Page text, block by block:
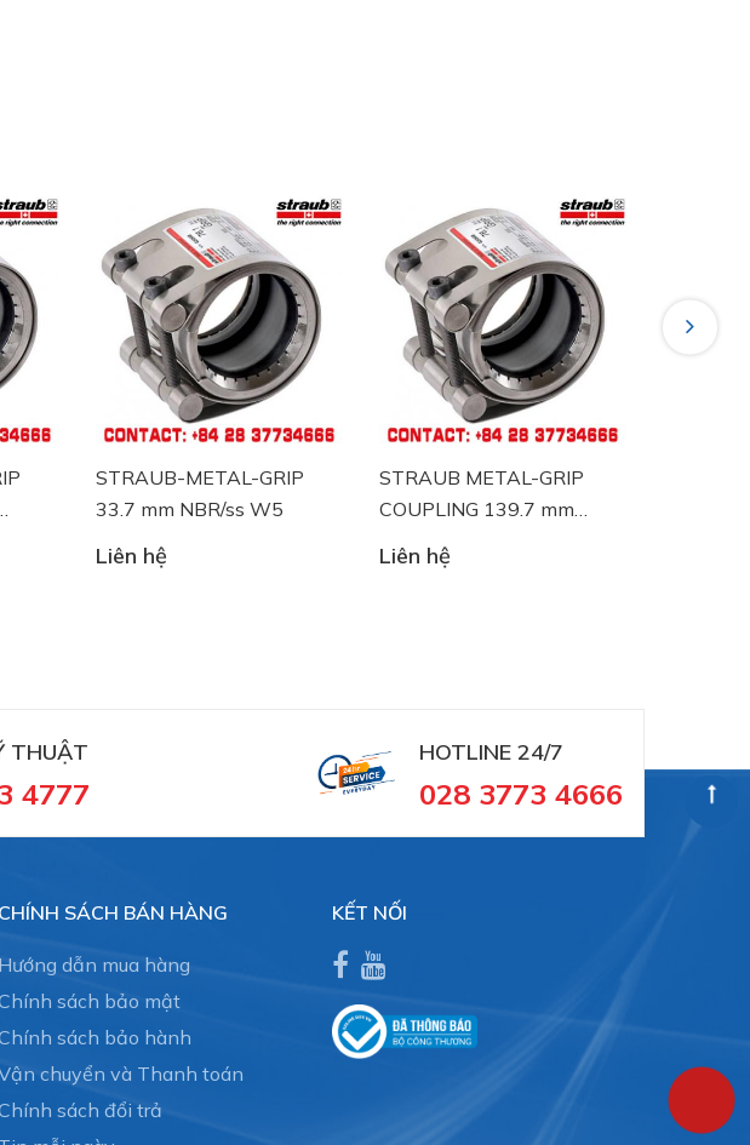
STRAUB-METAL-GRIP
33.7 mm NBR/ss W5
Liên hệ
STRAUB METAL-GRIP
COUPLING 139.7 mm
Liên hệ
Next
THUẬT
4777
HOTLINE 24/7
028 3773 4666
CHÍNH SÁCH BÁN HÀNG
Hướng dẫn mua hàng
sách bảo mật
sách bảo hành
chuyển và Thanh toán
sách đổi trả
KẾT NỐI